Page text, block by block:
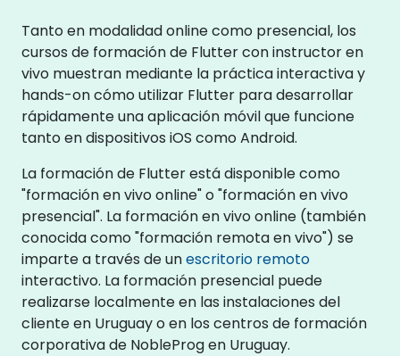
Tanto en modalidad online como presencial, los
cursos de formación de Flutter con instructor en
vivo muestran mediante la práctica interactiva y
hands-on cómo utilizar Flutter para desarrollar
rápidamente una aplicación móvil que funcione
tanto en dispositivos iOS como Android.
La formación de Flutter está disponible como
"formación en vivo online" o "formación en vivo
presencial". La formación en vivo online (también
conocida como "formación remota en vivo") se
imparte a través de unescritorio remoto
interactivo. La formación presencial puede
realizarse localmente en las instalaciones del
cliente en Uruguay o en los centros de formación
corporativa de NobleProg en Uruguay.